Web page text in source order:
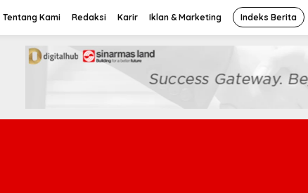
Tentang Kami Redaksi Karir Iklan & Marketing Indeks Berita